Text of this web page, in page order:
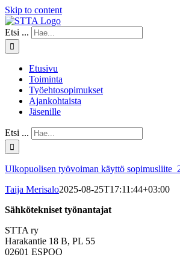
Skip to content
Etsi ...
Etusivu
Toiminta
Työehtosopimukset
Ajankohtaista
Jäsenille
Etsi ...
Ulkopuolisen työvoiman käyttö
Taija Merisalo2025-08-25T17:11:44+03:00
Sähkötekniset työnantajat
STTA ry
Harakantie 18 B, PL 55
02601 ESPOO